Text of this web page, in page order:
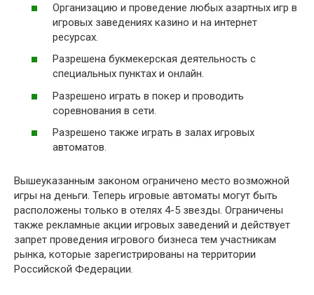
Организацию и проведение любых азартных игр в
игровых заведениях казино и на интернет
ресурсах.
Разрешена букмекерская деятельность с
специальных пунктах и онлайн.
Разрешено играть в покер и проводить
соревнования в сети.
Разрешено также играть в залах игровых
автоматов.
Вышеуказанным законом ограничено место возможной
игры на деньги. Теперь игровые автоматы могут быть
расположены только в отелях 4-5 звезды. Ограничены
также рекламные акции игровых заведений и действует
запрет проведения игрового бизнеса тем участникам
рынка, которые зарегистрированы на территории
Российской Федерации.